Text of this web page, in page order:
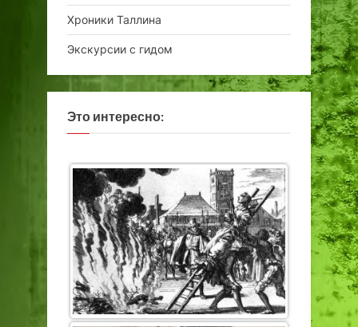
Хроники Таллина
Экскурсии с гидом
Это интересно: